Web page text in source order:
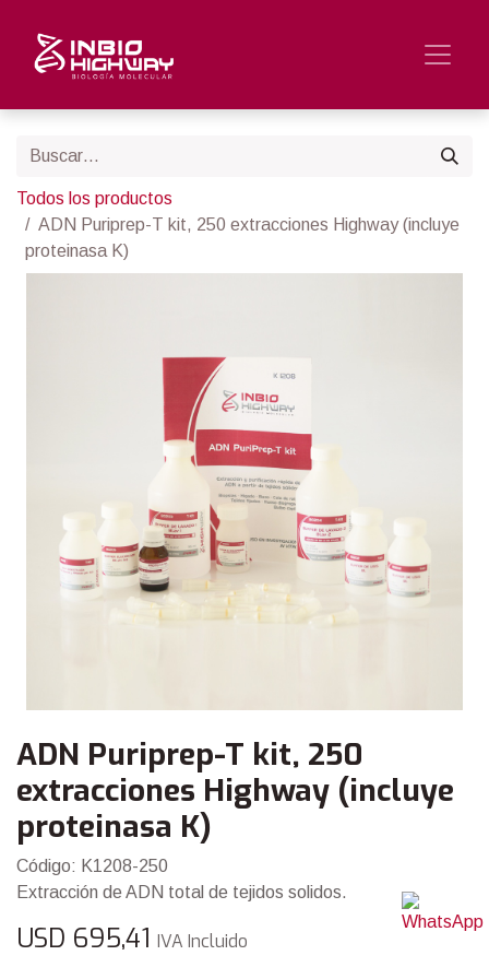
Todos los productos
ADN Puriprep-T kit, 250 extracciones Highway (incluye
proteinasa K)
ADN Puriprep-T kit, 250
extracciones Highway (incluye
proteinasa K)
Código: K1208-250
Extracción de ADN total de tejidos solidos.
USD 695,41 IVA Incluido